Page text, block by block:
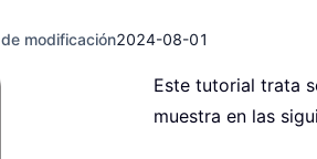
de modificación2024-08-01
Este tutorial trata
muestra en las